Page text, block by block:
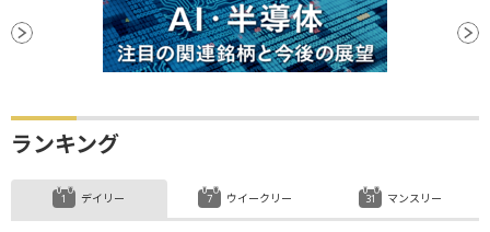
ランキング
デイリー ウイークリー マンスリー